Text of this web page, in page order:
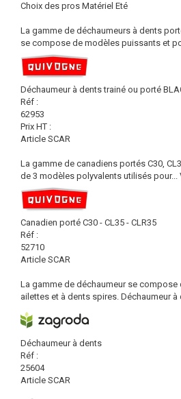
Choix des pros Matériel Eté
La gamme de déchaumeurs à dents
se compose de modèles puissants et
Déchaumeur à dents trainé ou porté
Réf :
62953
Prix HT :
Article SCAR
La gamme de canadiens portés C30,
de 3 modèles polyvalents utilisés pour...
Canadien porté C30 - CL35 - CLR35
Réf :
52710
Article SCAR
La gamme de déchaumeur se compose
ailettes et à dents spires. Déchaumeur à
Déchaumeur à dents
Réf :
25604
Article SCAR